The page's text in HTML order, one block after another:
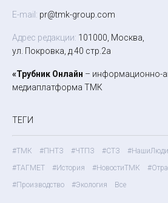
E-mail: pr@tmk-group.com
Адрес редакции: 101000, Москва,
ул. Покровка, д.40 стр.2а
«Трубник Онлайн – информационно-
медиаплатформа ТМК
ТЕГИ
#ТМК #ПНТЗ #ЧТПЗ #СТЗ #НашиЛюди
#ТАГМЕТ
#История #НовостиТМК
#Производство
#Экология Все